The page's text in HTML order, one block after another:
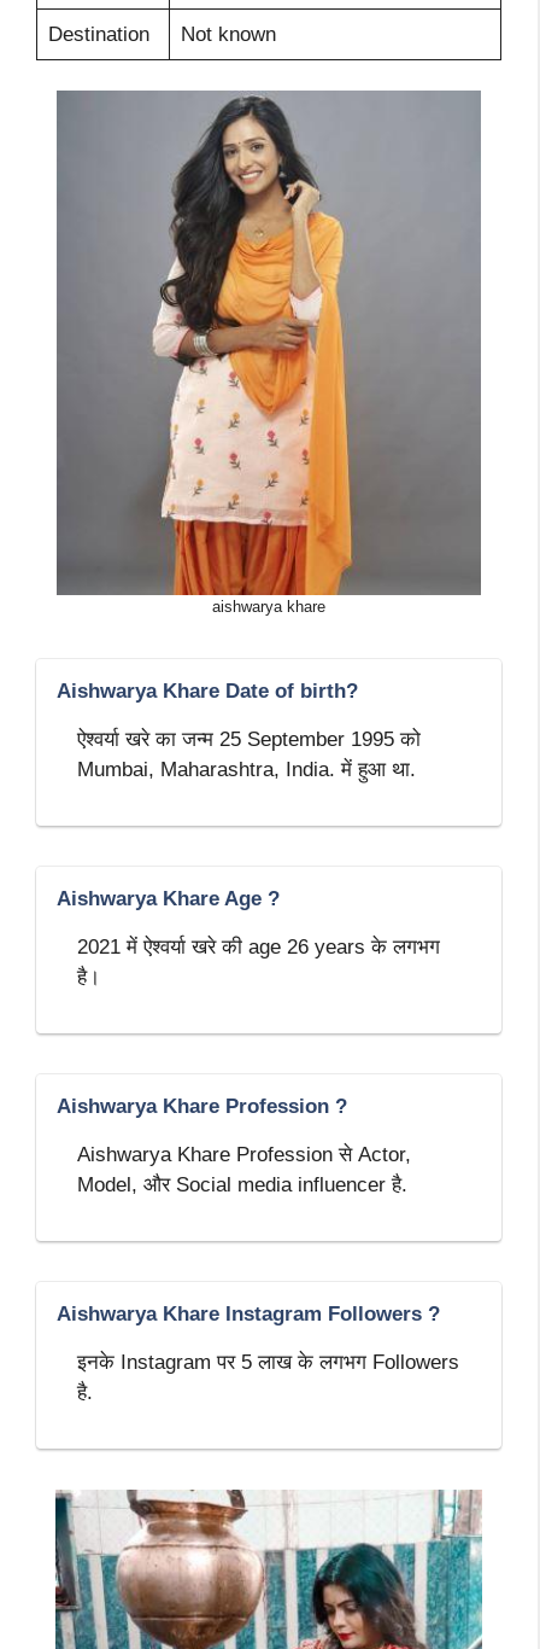
Destination Not known
aishwarya khare
Aishwarya Khare Date of birth?
ऐश्वर्या खरे का जन्म 25 September 1995 को
Mumbai, Maharashtra, India. में हुआ था.
Aishwarya Khare Age ?
2021 में ऐश्वर्या खरे की age 26 years के लगभग
है।
Aishwarya Khare Profession ?
Aishwarya Khare Profession से Actor,
Model, और Social media influencer है.
Aishwarya Khare Instagram Followers ?
इनके Instagram पर 5 लाख के लगभग Followers
है.